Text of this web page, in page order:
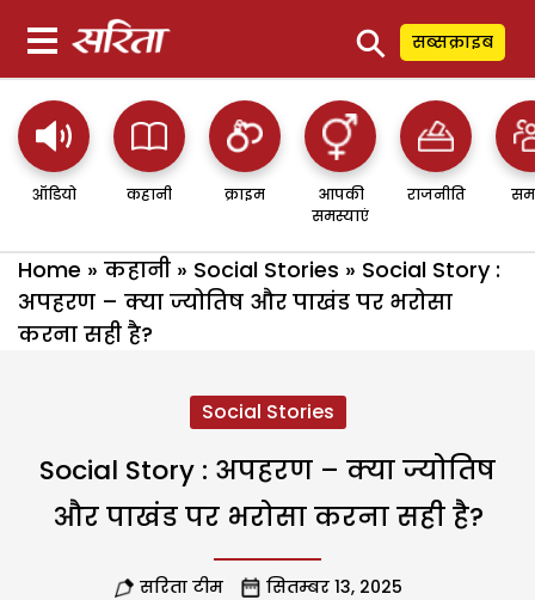
⚲ सब्सक्राइब
ऑडियो कहानी क्राइम
आपकी
समस्याएं
राजनीति
Home » कहानी » Social Stories » Social Story :
अपहरण – क्या ज्योतिष और पाखंड पर भरोसा
करना सही है?
Social Stories
Social Story : अपहरण – क्या ज्योतिष
और पाखंड पर भरोसा करना सही है?
सरिता टीम सितम्बर 13, 2025